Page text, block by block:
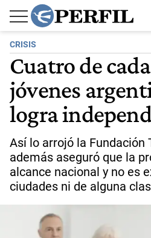
CRISIS
Cuatro de
jóvenes
logra
Así lo arrojó la Fundación
además aseguró que la
alcance nacional y no es
ciudades ni de alguna